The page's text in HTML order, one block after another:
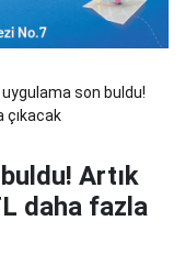
son buldu!
çıkacak
Artık
daha fazla